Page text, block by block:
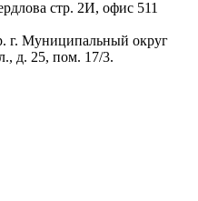
стр. 2И, офис 511
г. Муниципальный округ
д. 25, пом. 17/3.